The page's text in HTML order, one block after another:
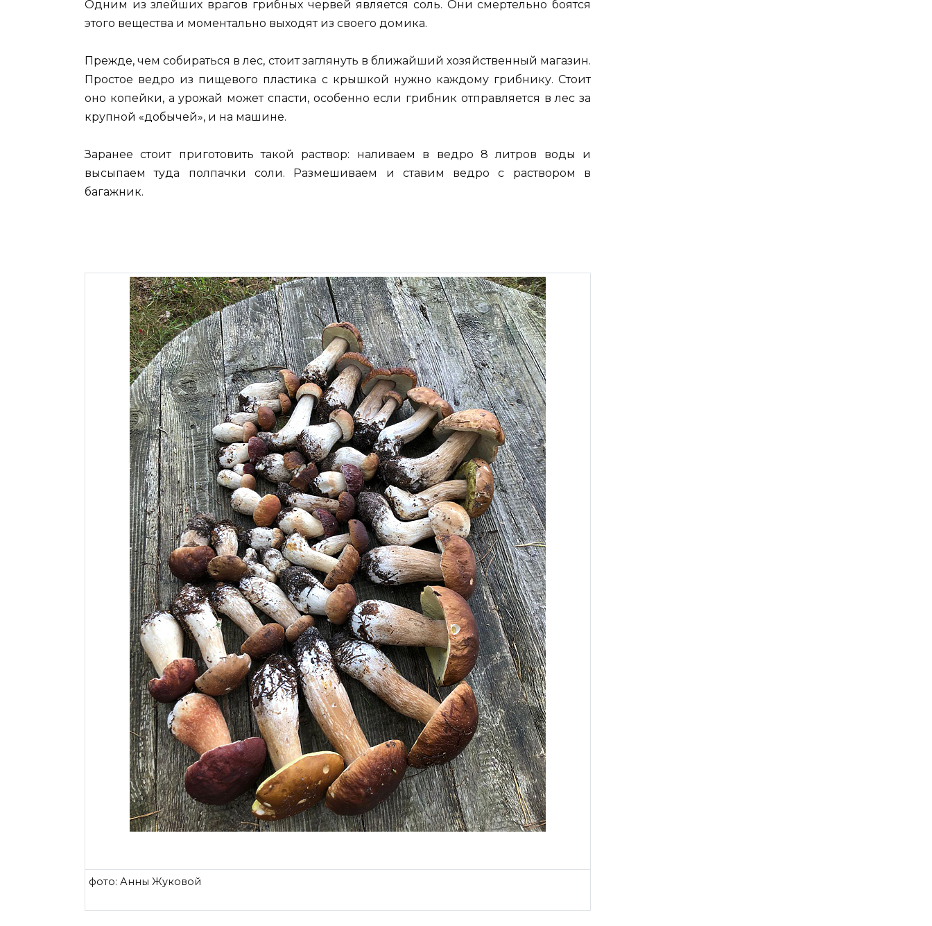
Одним из злейших врагов грибных червей является соль. Они смертельно боятся
этого вещества и моментально выходят из своего домика.
Прежде, чем собираться в лес, стоит заглянуть в ближайший хозяйственный магазин.
Простое ведро из пищевого пластика с крышкой нужно каждому грибнику. Стоит
оно копейки, а урожай может спасти, особенно если грибник отправляется в лес за
крупной «добычей», и на машине.
Заранее стоит приготовить такой раствор: наливаем в ведро 8 литров воды и
высыпаем туда полпачки соли. Размешиваем и ставим ведро с раствором в
багажник.
фото: Анны Жуковой